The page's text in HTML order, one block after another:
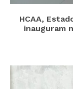
HCAA,
inauguram